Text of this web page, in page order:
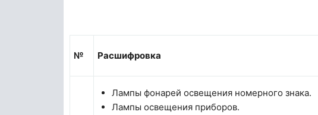
№ Расшифровка
Лампы фонарей освещения номерного знака.
Лампы освещения приборов.